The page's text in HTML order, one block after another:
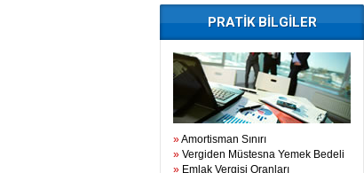
PRATİK BİLGİLER
»Amortisman Sınırı
» Vergiden Müstesna Yemek Bedeli
» Emlak Vergisi Oranları